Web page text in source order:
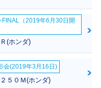
様
（2019年6月30日開
(ホンダ)
会(2019年3月16日)
５０Ｍ(ホンダ)